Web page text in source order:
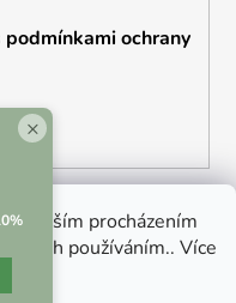
Dalším procházením
jejich používáním.. Více
podmínkami ochrany
×